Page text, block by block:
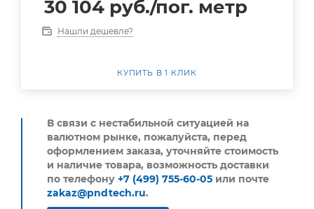
30 104 руб./пог. метр
Нашли дешевле?
КУПИТЬ В 1 КЛИК
В связи с нестабильной ситуацией на
валютном рынке, пожалуйста, перед
оформлением заказа, уточняйте стоимость
и наличие товара, возможность доставки
по телефону +7 (499) 755-60-05 или почте
zakaz@pndtech.ru.